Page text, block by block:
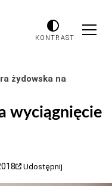
KONTRAST
żydowska na
wyciągnięcie
Udostępnij